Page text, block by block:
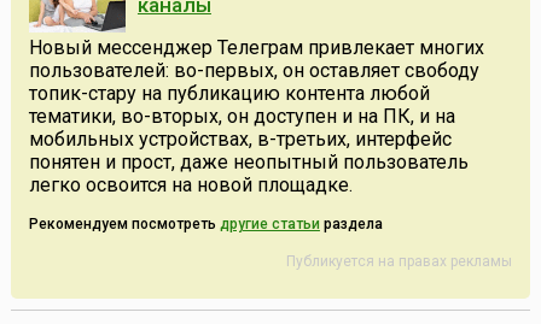
каналы
Новый мессенджер Телеграм привлекает многих
пользователей: во-первых, он оставляет свободу
топик-стару на публикацию контента любой
тематики, во-вторых, он доступен и на ПК, и на
мобильных устройствах, в-третьих, интерфейс
понятен и прост, даже неопытный пользователь
легко освоится на новой площадке.
Рекомендуем посмотреть другие статьи раздела
Публикуется на правах рекламы